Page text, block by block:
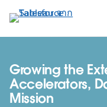
ไป
ที่
หลัก
Growing the
Accelerators,
Mission